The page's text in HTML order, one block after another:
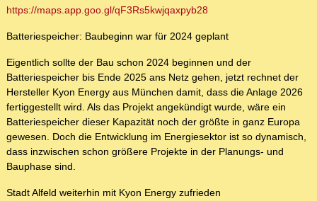
https://maps.app.goo.gl/qF3Rs5kwjqaxpyb28
Batteriespeicher: Baubeginn war für 2024 geplant
Eigentlich sollte der Bau schon 2024 beginnen und der
Batteriespeicher bis Ende 2025 ans Netz gehen, jetzt rechnet der
Hersteller Kyon Energy aus München damit, dass die Anlage 2026
fertiggestellt wird. Als das Projekt angekündigt wurde, wäre ein
Batteriespeicher dieser Kapazität noch der größte in ganz Europa
gewesen. Doch die Entwicklung im Energiesektor ist so dynamisch,
dass inzwischen schon größere Projekte in der Planungs- und
Bauphase sind.
Stadt Alfeld weiterhin mit Kyon Energy zufrieden